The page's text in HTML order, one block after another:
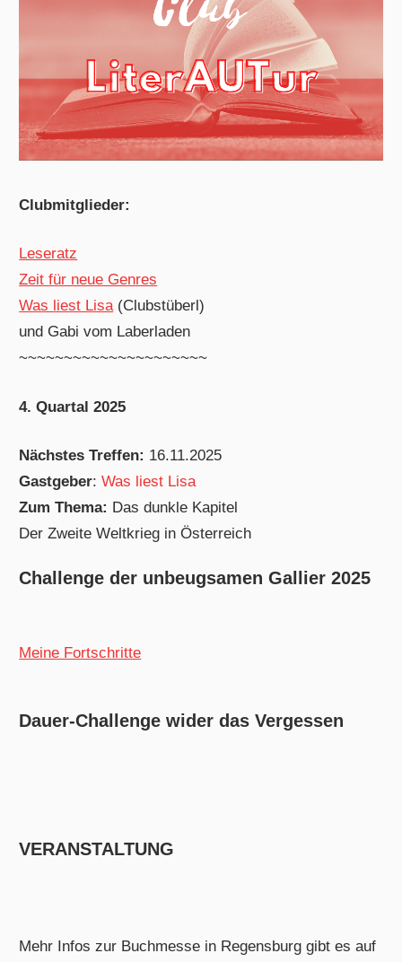
Clubmitglieder:
Leseratz
Zeit für neue Genres
Was liest Lisa(Clubstüberl)
und Gabi vom Laberladen
~~~~~~~~~~~~~~~~~~~~~
4. Quartal 2025
Nächstes Treffen: 16.11.2025
Gastgeber:Was liest Lisa
Zum Thema: Das dunkle Kapitel
Der Zweite Weltkrieg in Österreich
Challenge der unbeugsamen Gallier 2025
Meine Fortschritte
Dauer-Challenge wider das Vergessen
VERANSTALTUNG
Mehr Infos zur Buchmesse in Regensburg gibt es auf